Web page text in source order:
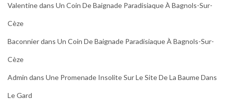
Valentinedans Un Coin De Baignade Paradisiaque À Bagnols-Sur-
Cèze
Baconnierdans Un Coin De Baignade Paradisiaque À Bagnols-Sur-
Cèze
Admin dans Une Promenade Insolite Sur Le Site De La Baume Dans
Le Gard